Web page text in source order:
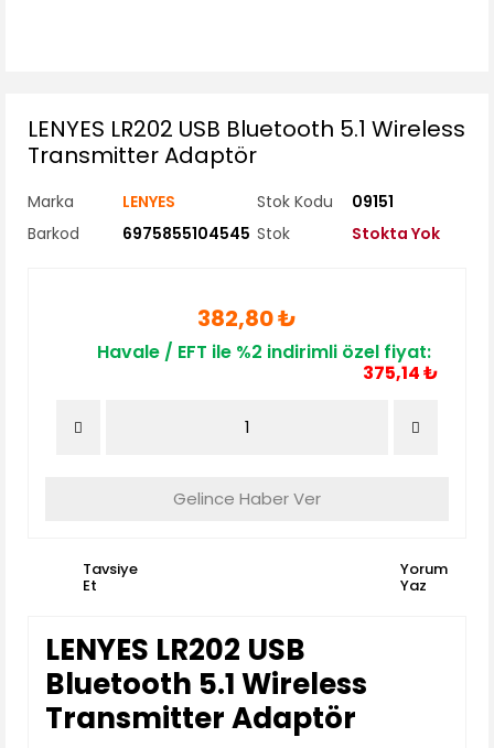
LENYES LR202 USB Bluetooth 5.1 Wireless
Transmitter Adaptör
Marka LENYES Stok Kodu
09151
Barkod
6975855104545 Stok Stokta Yok
382,80 ₺
Havale / EFT ile %2 indirimli özel fiyat:
375,14 ₺
Gelince Haber Ver
Tavsiye
Et
Yorum
Yaz
LENYES LR202 USB
Bluetooth 5.1 Wireless
Transmitter Adaptör